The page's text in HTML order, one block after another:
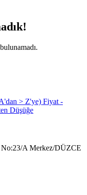
> Z'ye) Fiyat -
Düşüğe
A Merkez/DÜZCE